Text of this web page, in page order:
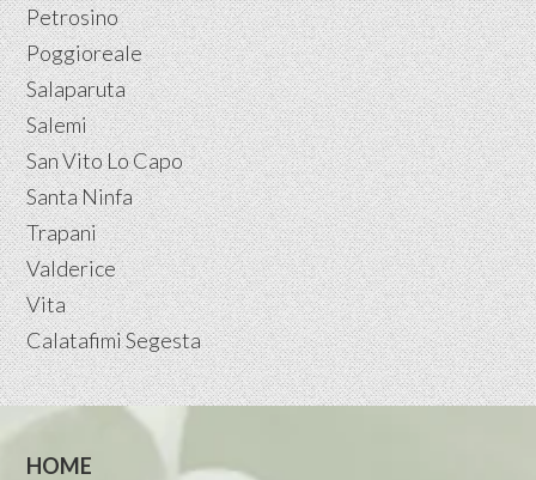
Petrosino
Poggioreale
Salaparuta
Salemi
San Vito Lo Capo
Santa Ninfa
Trapani
Valderice
Vita
Calatafimi Segesta
HOME